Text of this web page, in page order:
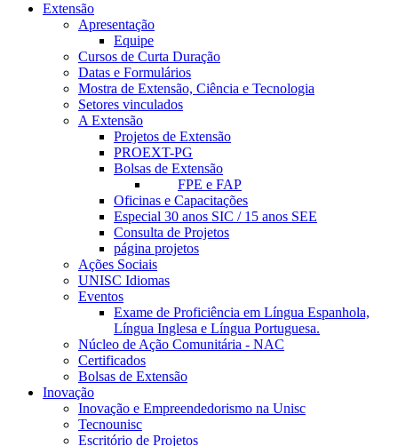
Extensão
Apresentação
Equipe
Cursos de Curta Duração
Datas e Formulários
Mostra de Extensão, Ciência e Tecnologia
Setores vinculados
A Extensão
Projetos de Extensão
PROEXT-PG
Bolsas de Extensão
FPE e FAP
Oficinas e Capacitações
Especial 30 anos SIC / 15 anos SEE
Consulta de Projetos
página projetos
Ações Sociais
UNISC Idiomas
Eventos
Exame de Proficiência em Língua Espanhola,
Língua Inglesa e Língua Portuguesa.
Núcleo de Ação Comunitária - NAC
Certificados
Bolsas de Extensão
Inovação
Inovação e Empreendedorismo na Unisc
Tecnounisc
Escritório de Projetos